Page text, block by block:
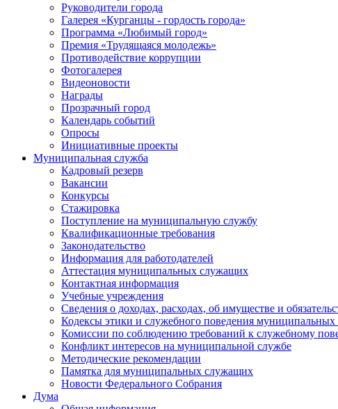
Руководители города
Галерея «Курганцы - гордость города»
Программа «Любимый город»
Премия «Трудящаяся молодежь»
Противодействие коррупции
Фотогалерея
Видеоновости
Награды
Прозрачный город
Календарь событий
Опросы
Инициативные проекты
Муниципальная служба
Кадровый резерв
Вакансии
Конкурсы
Стажировка
Поступление на муниципальную службу
Квалификационные требования
Законодательство
Информация для работодателей
Аттестация муниципальных служащих
Контактная информация
Учебные учреждения
Сведения о доходах, расходах, об имуществе и
Кодексы этики и служебного поведения
Комиссии по соблюдению требований к служебному
Конфликт интересов на муниципальной службе
Методические рекомендации
Памятка для муниципальных служащих
Новости Федерального Cобрания
Дума